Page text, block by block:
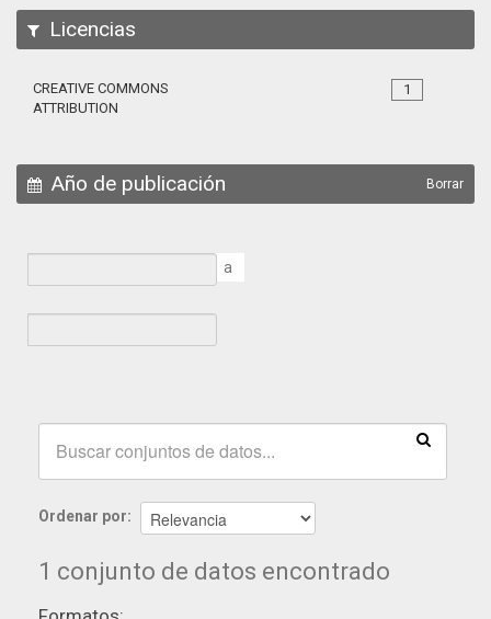
Licencias
1
CREATIVE COMMONS
ATTRIBUTION
Año de publicación Borrar
a
Ordenar por
1 conjunto de datos encontrado